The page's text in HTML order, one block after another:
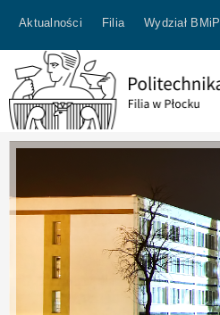
Aktualności Filia Wydział BMiP